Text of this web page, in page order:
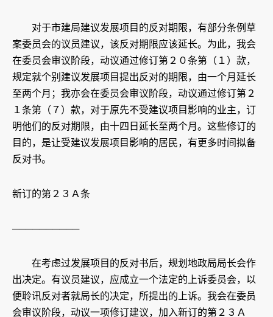
对于市建局建议发展项目的反对期限，有部分条例草
案委员会的议员建议，该反对期限应该延长。为此，我会
在委员会审议阶段，动议通过修订第２０条第（１）款，
规定就个别建议发展项目提出反对的期限，由一个月延长
至两个月；我亦会在委员会审议阶段，动议通过修订第２
１条第（７）款，对于原先不受建议项目影响的业主，订
明他们的反对期限，由十四日延长至两个月。这些修订的
目的，是让受建议发展项目影响的居民，有更多时间拟备
反对书。
新订的第２３Ａ条
──────────
在考虑过发展项目的反对书后，规划地政局局长会作
出决定。有议员建议，应成立一个法定的上诉委员会，以
便聆讯反对者就局长的决定，所提出的上诉。我会在委员
会审议阶段，动议一项修订建议，加入新订的第２３Ａ